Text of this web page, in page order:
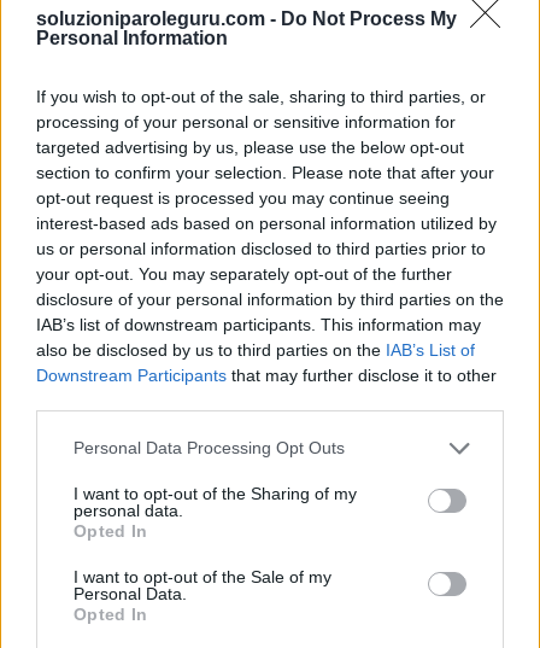
soluzioniparoleguru.com - Do Not Process My
Personal Information
If you wish to opt-out of the sale, sharing to third parties, or
processing of your personal or sensitive information for
targeted advertising by us, please use the below opt-out
section to confirm your selection. Please note that after your
opt-out request is processed you may continue seeing
interest-based ads based on personal information utilized by
us or personal information disclosed to third parties prior to
your opt-out. You may separately opt-out of the further
disclosure of your personal information by third parties on the
IAB’s list of downstream participants. This information may
also be disclosed by us to third parties on the IAB’s List of
Downstream Participants that may further disclose it to other
Personal Data Processing Opt Outs
I want to opt-out of the Sharing of my
personal data.
Opted In
I want to opt-out of the Sale of my
Personal Data.
Opted In
Parole Guru livelli 601 - 650
Parole Guru livelli 701 - 750
Parole Guru livelli 751 - 800
Parole Guru livelli 801 - 850
Parole Guru livelli 851 - 900
Parole Guru livelli 901 - 950
Parole Guru livelli 951 - 1000
Parole Guru livelli 1001 - 1050
Parole Guru livelli 1051 - 1100
Parole Guru livelli 1101 - 1150
Parole Guru livelli 1251 - 1300